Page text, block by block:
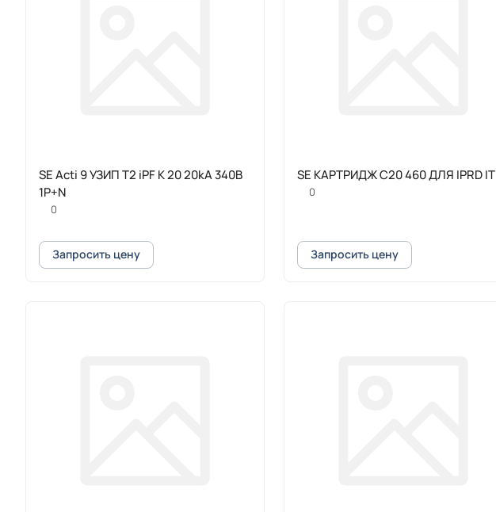
SE Acti 9 УЗИП T2 iPF K 20 20kA 340В
1P+N
0
Запросить цену
SE КАРТРИДЖ C20 460 ДЛЯ IPRD IT
0
Запросить цену